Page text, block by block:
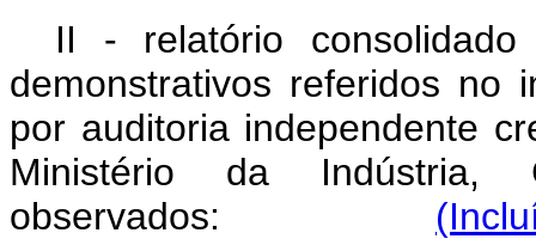
II - relatório
demonstrativos referidos no
por auditoria independente
Ministério da Indústria,
observados: